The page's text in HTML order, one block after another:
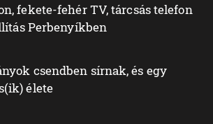
fekete-fehér TV, tárcsás telefon
Perbenyíkben
csendben sírnak, és egy
élete